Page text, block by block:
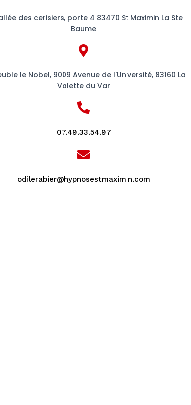
des cerisiers, porte 4 83470 St Maximin La Ste
Baume
le Nobel, 9009 Avenue de l'Université, 83160 La
Valette du Var
07.49.33.54.97
odilerabier@hypnosestmaximin.com